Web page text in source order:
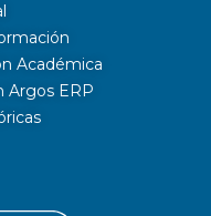
Académica
Argos ERP